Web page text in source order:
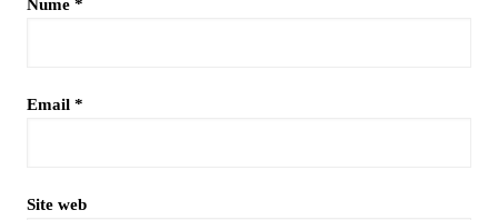
Nume *
Email *
Site web